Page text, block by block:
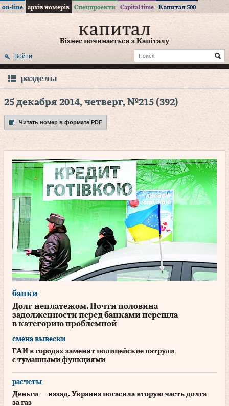
on-line архів номерів Спецпроекти Capital time Капитал 500
Бізнес починається з Капіталу
Войти
разделы
25 декабря 2014, четверг, №215 (392)
Читать номер в формате PDF
банки
Долг неплатежом. Почти половина
задолженности перед банками перешла
в категорию проблемной
смена вывески
ГАИ в городах заменят полицейские патрули
с туманными функциями
расчеты
Деньги — назад. Украина погасила вторую часть долга
за газ